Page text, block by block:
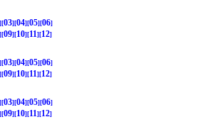
03 04 05 06
09 10 11
12
03 04 05 06
09 10 11
12
03 04 05 06
09 10 11
12